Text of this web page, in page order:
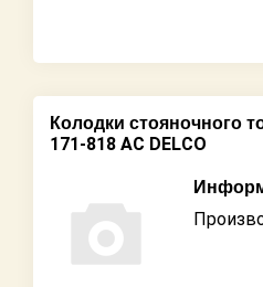
Колодки стояночного
171-818 AC DELCO